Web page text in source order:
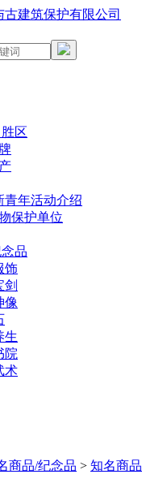
区
青年活动介绍
保护单位
品
饰
剑
像
生
院
术
商品/纪念品 > 知名商品